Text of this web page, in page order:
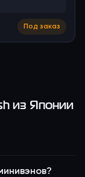
Под заказ
из Японии